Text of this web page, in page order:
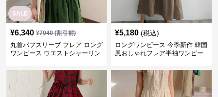
SALE
¥6,340 ¥7040(割引前)
丸首パフスリーブ フレア ロング
ワンピース ウエストシャーリン
¥5,180 (税込)
ロングワンピース 今季新作 韓国
風おしゃれフレア半袖ワンピー